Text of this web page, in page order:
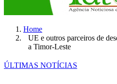
Home
UE e outros parceiros de
a Timor-Leste
ÚLTIMAS NOTÍCIAS